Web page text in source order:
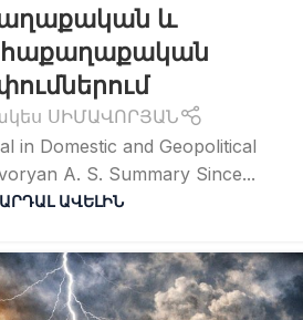
և
ՍԻՄԱՎՈՐՅԱՆ
in Domestic and Geopolitical
A. S. Summary Since...
ԱՎԵԼԻՆ